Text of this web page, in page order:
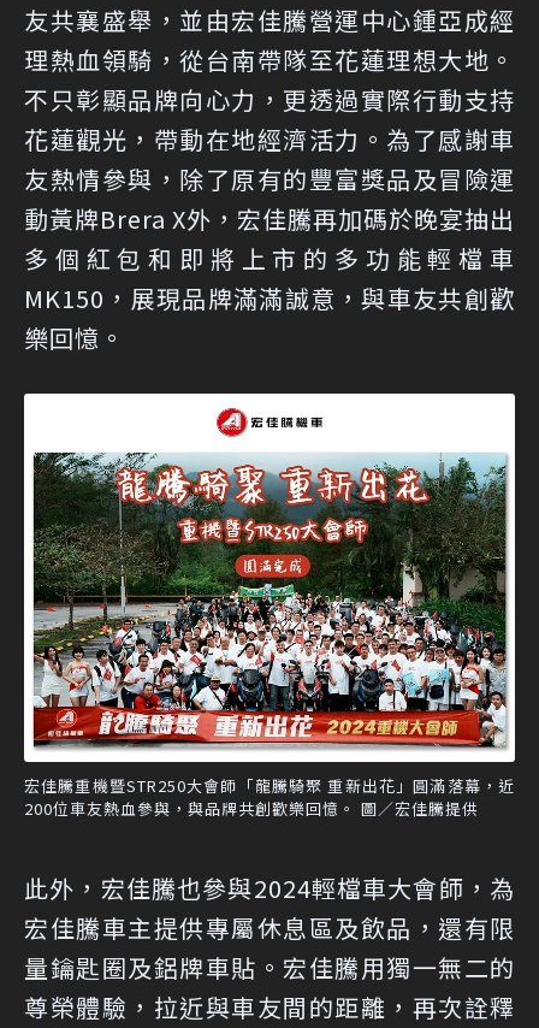
友共襄盛舉，並由宏佳騰營運中心鍾亞成經
理熱血領騎，從台南帶隊至花蓮理想大地。
不只彰顯品牌向心力，更透過實際行動支持
花蓮觀光，帶動在地經濟活力。為了感謝車
友熱情參與，除了原有的豐富獎品及冒險運
動黃牌Brera X外，宏佳騰再加碼於晚宴抽出
多個紅包和即將上市的多功能輕檔車
MK150，展現品牌滿滿誠意，與車友共創歡
樂回憶。
宏佳騰重機暨STR250大會師「龍騰騎聚 重新出花」圓滿落幕，近
200位車友熱血參與，與品牌共創歡樂回憶。 圖／宏佳騰提供
此外，宏佳騰也參與2024輕檔車大會師，為
宏佳騰車主提供專屬休息區及飲品，還有限
量鑰匙圈及鋁牌車貼。宏佳騰用獨一無二的
尊榮體驗，拉近與車友間的距離，再次詮釋